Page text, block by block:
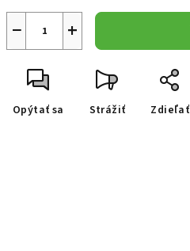
+
−
Opýtať sa Strážiť Zdieľať